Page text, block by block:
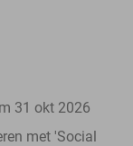
31 okt 2026
met 'Social